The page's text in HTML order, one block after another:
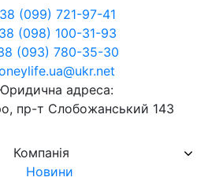
Компанія
Новини
(099) 721-97-41
(098) 100-31-93
(093) 780-35-30
адреса:
пр-т Слобожанський 143